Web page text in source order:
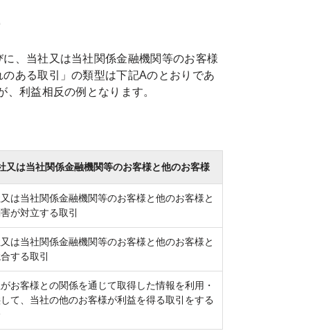
、当社又は当社関係金融機関等のお客様
ある取引」の類型は下記Aのとおりであ
利益相反の例となります。
又は当社関係金融機関等のお客様と他のお客様
は当社関係金融機関等のお客様と他のお客様と
が対立する取引
は当社関係金融機関等のお客様と他のお客様と
する取引
お客様との関係を通じて取得した情報を利用・
て、当社の他のお客様が利益を得る取引をする